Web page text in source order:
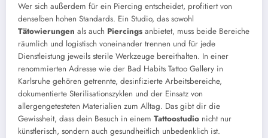
Wer sich außerdem für ein Piercing entscheidet, profitiert von
denselben hohen Standards. Ein Studio, das sowohl
Tätowierungen als auch Piercings anbietet, muss beide Bereiche
räumlich und logistisch voneinander trennen und für jede
Dienstleistung jeweils sterile Werkzeuge bereithalten. In einer
renommierten Adresse wie der Bad Habits Tattoo Gallery in
Karlsruhe gehören getrennte, desinfizierte Arbeitsbereiche,
dokumentierte Sterilisationszyklen und der Einsatz von
allergengetesteten Materialien zum Alltag. Das gibt dir die
Gewissheit, dass dein Besuch in einem Tattoostudio nicht nur
künstlerisch, sondern auch gesundheitlich unbedenklich ist.